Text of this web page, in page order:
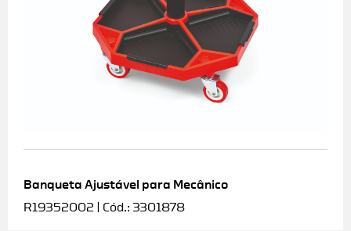
Banqueta Ajustável para Mecânico
R19352002 | Cód.: 3301878